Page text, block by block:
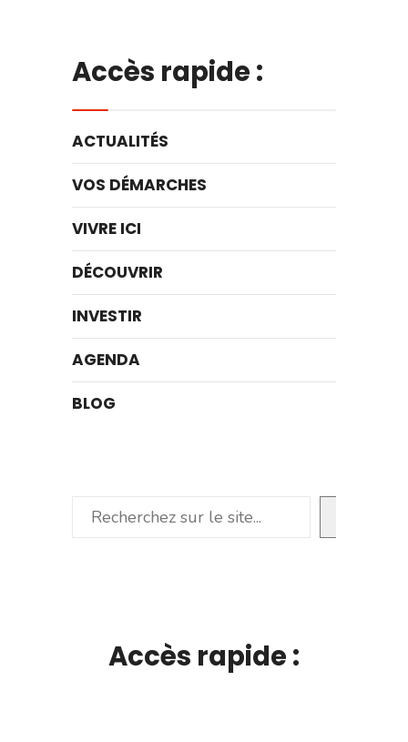
Accès rapide :
ACTUALITÉS
VOS DÉMARCHES
VIVRE ICI
DÉCOUVRIR
INVESTIR
AGENDA
BLOG
Rechercher
Accès rapide :